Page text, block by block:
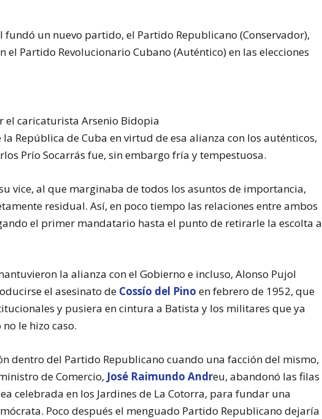
fundó un nuevo partido, el Partido Republicano (Conservador),
el Partido Revolucionario Cubano (Auténtico) en las elecciones
el caricaturista Arsenio Bidopia
República de Cuba en virtud de esa alianza con los auténticos,
Prío Socarrás fue, sin embargo fría y tempestuosa.
vice, al que marginaba de todos los asuntos de importancia,
residual. Así, en poco tiempo las relaciones entre ambos
el primer mandatario hasta el punto de retirarle la escolta a
la alianza con el Gobierno e incluso, Alonso Pujol
el asesinato de Cossío del Pino en febrero de 1952, que
y pusiera en cintura a Batista y los militares que ya
le hizo caso.
dentro del Partido Republicano cuando una facción del mismo,
de Comercio, José Raimundo Andreu, abandonó las filas
celebrada en los Jardines de La Cotorra, para fundar una
Poco después el menguado Partido Republicano dejaría